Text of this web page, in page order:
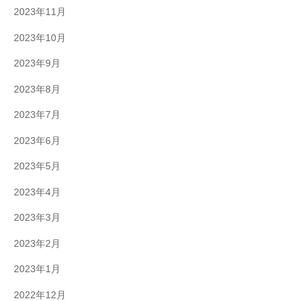
2023年11月
2023年10月
2023年9月
2023年8月
2023年7月
2023年6月
2023年5月
2023年4月
2023年3月
2023年2月
2023年1月
2022年12月